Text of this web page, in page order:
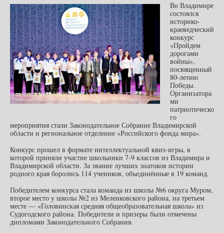
Во Владимире
состоялся
историко-
краеведческий
конкурс
«Пройдем
дорогами
войны»,
посвященный
80-летию
Победы.
Организатора
ми
патриотическо
го
мероприятия стали Законодательное Собрание Владимирской
области и региональное отделение «Российского фонда мира».
Конкурс прошел в формате интеллектуальной квиз-игры, в
которой приняли участие школьники 7-9 классов из Владимира и
Владимирской области. За звание лучших знатоков истории
родного края боролись 114 учеников, объединённые в 19 команд.
Победителем конкурса стала команда из школы №6 округа Муром,
второе место у школы №2 из Меленковского района, на третьем
месте — «Головинская средняя общеобразовательная школа» из
Судогодского района. Победители и призеры были отмечены
дипломами Законодательного Собрания.